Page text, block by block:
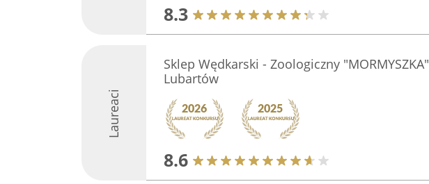
8.3
Laureaci
Sklep Wędkarski - Zoologiczny "MORMYSZKA"
Lubartów
8.6